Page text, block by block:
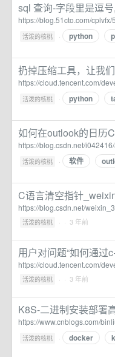
sql 查询-字段里是逗
https://blog.51cto.com/cplvfx/
活泼的核桃 · python
扔掉压缩工具，让我
https://cloud.tencent.com/
活泼的核桃 · python
如何在outlook的日历
https://blog.csdn.net/
活泼的核桃 · 软件
C语言清空指针
https://blog.csdn.net/
活泼的核桃 · · 3 年前
用户对问题“如何通过
https://cloud.tencent.com/
活泼的核桃 · · 3 年前
K8S-二进制安装部署
https://www.cnblogs.com/
活泼的核桃 · docker